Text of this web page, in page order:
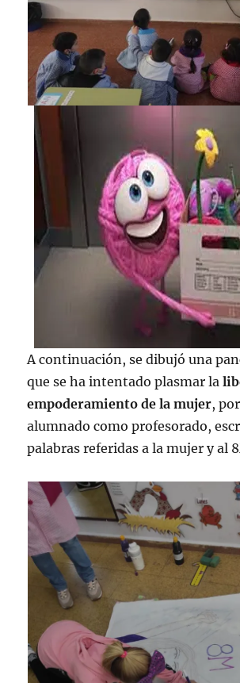
A continuación, se dibujó una
que se ha intentado plasmar la
empoderamiento de la mujer,
alumnado como profesorado,
palabras referidas a la mujer y al